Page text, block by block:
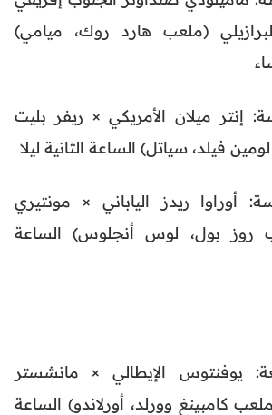
(ملعب هارد روك، ميامي)
إنتر ميلان الأمريكي × ريفر بليت
فيلد، سياتل) الساعة الثانية ليلا
أوراوا ريدز الياباني × مونتيري
روز بول، لوس أنجلوس) الساعة
يوفنتوس الإيطالي × مانشستر
كامبينغ وورلد، أورلاندو) الساعة